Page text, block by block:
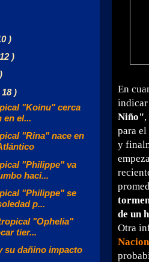
En
indicar
Niño"
para el
y
de un
Otra
)
)
18 )
"Koinu" cerca
en el...
"Rina" nace en
"Philippe" va
haci...
"Philippe" se
p...
"Ophelia"
tier...
su dañino impacto